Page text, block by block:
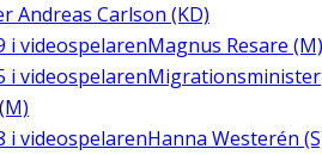
Andreas Carlson (KD)
i videospelarenMagnus Resare (M)
i videospelarenMigrationsminister
i videospelarenHanna Westerén